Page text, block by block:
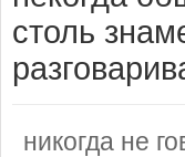
столь
никогда не